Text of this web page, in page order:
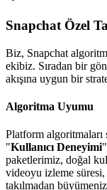
Snapchat Özel
Biz, Snapchat
ekibiz. Sıradan bir
akışına uygun bir
Algoritma Uyumu
Platform
"Kullanıcı Deneyimi
paketlerimiz, doğal
videoyu izleme
takılmadan